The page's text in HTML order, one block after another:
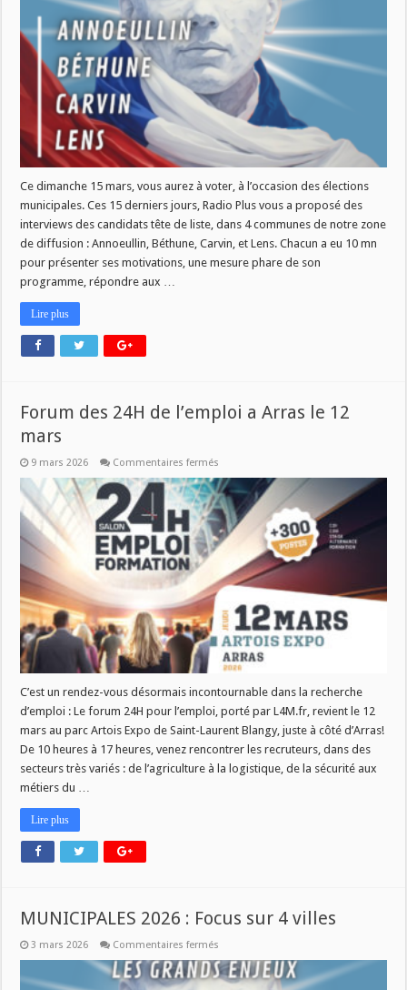
interviews
candidats
Ce dimanche 15 mars, vous aurez à voter, à l’occasion des élections
municipales. Ces 15 derniers jours, Radio Plus vous a proposé des
interviews des candidats tête de liste, dans 4 communes de notre zone
de diffusion : Annoeullin, Béthune, Carvin, et Lens. Chacun a eu 10 mn
pour présenter ses motivations, une mesure phare de son
programme, répondre aux …
Lire plus
Forum des 24H de l’emploi a Arras le 12
mars
9 mars 2026 Commentaires fermés
des
24H
de
l’emploi
a
Arras
mars
C’est un rendez-vous désormais incontournable dans la recherche
d’emploi : Le forum 24H pour l’emploi, porté par L4M.fr, revient le 12
mars au parc Artois Expo de Saint-Laurent Blangy, juste à côté d’Arras!
De 10 heures à 17 heures, venez rencontrer les recruteurs, dans des
secteurs très variés : de l’agriculture à la logistique, de la sécurité aux
métiers du …
Lire plus
MUNICIPALES 2026 : Focus sur 4 villes
3 mars 2026 Commentaires fermés
2026
: